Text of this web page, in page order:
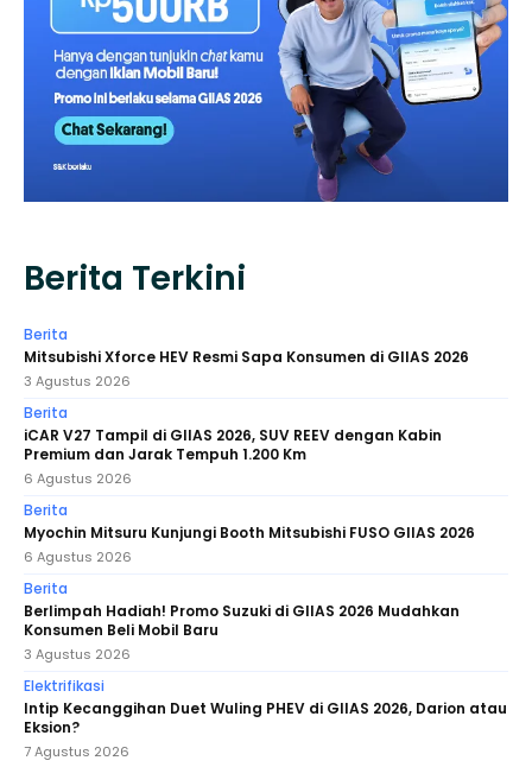
Berita Terkini
Berita
Mitsubishi Xforce HEV Resmi Sapa Konsumen di GIIAS 2026
3 Agustus 2026
Berita
iCAR V27 Tampil di GIIAS 2026, SUV REEV dengan Kabin
Premium dan Jarak Tempuh 1.200 Km
6 Agustus 2026
Berita
Myochin Mitsuru Kunjungi Booth Mitsubishi FUSO GIIAS 2026
6 Agustus 2026
Berita
Berlimpah Hadiah! Promo Suzuki di GIIAS 2026 Mudahkan
Konsumen Beli Mobil Baru
3 Agustus 2026
Elektrifikasi
Intip Kecanggihan Duet Wuling PHEV di GIIAS 2026, Darion atau
Eksion?
7 Agustus 2026